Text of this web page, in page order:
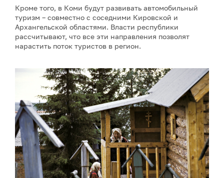
Кроме того, в Коми будут развивать автомобильный
туризм – совместно с соседними Кировской и
Архангельской областями. Власти республики
рассчитывают, что все эти направления позволят
нарастить поток туристов в регион.